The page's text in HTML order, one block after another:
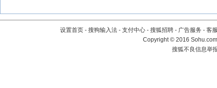
设置首页 - 搜狗输入法 - 支付中心 - 搜狐招聘 - 广告服务 - 客
Copyright©2016
搜狐不良信息举